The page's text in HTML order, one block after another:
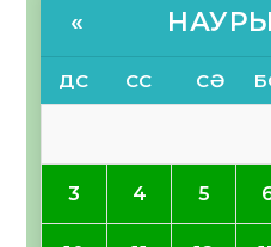
«
ДС СС СӘ
3 4 5